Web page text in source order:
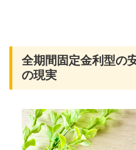
全期間固定金利型の
の現実